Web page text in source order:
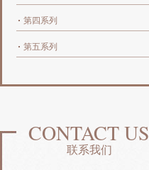
第四系列
第五系列
CONTACT US
联系我们